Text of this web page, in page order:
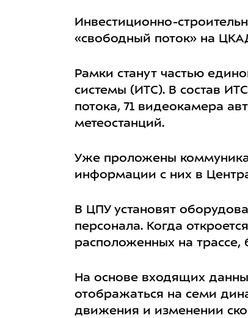
Инвестиционно-
«свободный поток» на
Рамки станут частью
системы (ИТС). В состав
потока, 71 видеокамера
метеостанций.
Уже проложены
информации с них в
В ЦПУ установят
персонала. Когда
расположенных на трассе,
На основе входящих
отображаться на семи
движения и изменении